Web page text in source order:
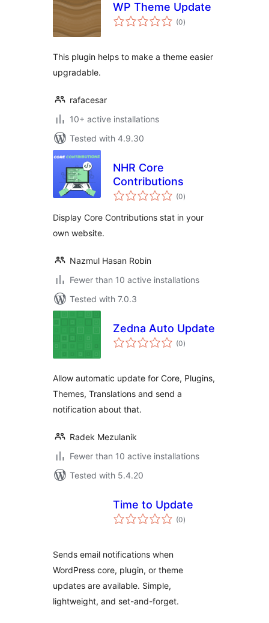
WP Theme Update
(0total
ratings
)
This plugin helps to make a theme easier
upgradable.
rafacesar
10+ active installations
Tested with 4.9.30
NHR Core
Contributions
(0total
ratings
)
Display Core Contributions stat in your
own website.
Nazmul Hasan Robin
Fewer than 10 active installations
Tested with 7.0.3
Zedna Auto Update
(0total
ratings
)
Allow automatic update for Core, Plugins,
Themes, Translations and send a
notification about that.
Radek Mezulanik
Fewer than 10 active installations
Tested with 5.4.20
Time to Update
(0total
ratings
)
Sends email notifications when
WordPress core, plugin, or theme
updates are available. Simple,
lightweight, and set-and-forget.